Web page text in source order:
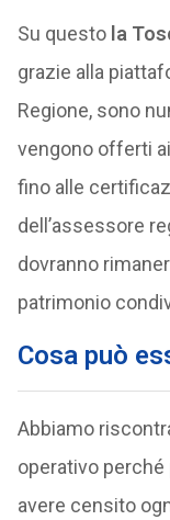
Su questo la
grazie alla
Regione, sono
vengono offerti
fino alle
dell’assessore
dovranno
patrimonio
Cosa può
Abbiamo
operativo
avere censito